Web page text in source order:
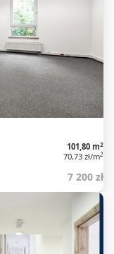
101,80 m2
70,73 zł/m2
7 200 zł